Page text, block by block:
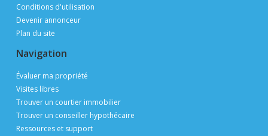
Conditions d'utilisation
Devenir annonceur
Plan du site
Navigation
Évaluer ma propriété
Visites libres
Trouver un courtier immobilier
Trouver un conseiller hypothécaire
Ressources et support